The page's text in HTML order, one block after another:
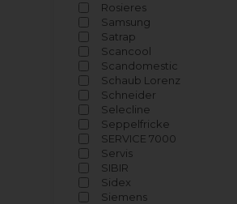
Rosieres
Samsung
Satrap
Scancool
Scandomestic
Schaub Lorenz
Schneider
Selecline
Seppelfricke
SERVICE 7000
Servis
SIBIR
Sidex
Siemens